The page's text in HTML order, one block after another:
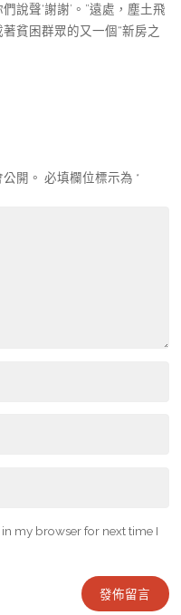
說聲‘謝謝’。”遠處，塵土飛
貧困群眾的又一個“新房之
開。 必填欄位標示為 *
my browser for next time I